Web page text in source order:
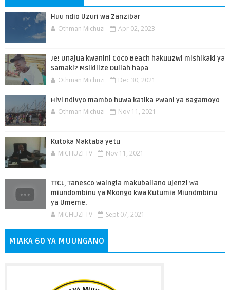
Huu ndio Uzuri wa Zanzibar
Othman Michuzi Apr 02, 2023
Je! Unajua kwanini Coco Beach hakuuzwi mishikaki ya
Samaki? Msikilize Dullah hapa
Othman Michuzi Dec 30, 2021
Hivi ndivyo mambo huwa katika Pwani ya Bagamoyo
Othman Michuzi Nov 11, 2021
Kutoka Maktaba yetu
MICHUZI TV Nov 11, 2021
TTCL, Tanesco Waingia makubaliano ujenzi wa
miundombinu ya Mkongo kwa Kutumia Miundmbinu
ya Umeme.
MICHUZI TV Sept 07, 2021
MIAKA 60 YA MUUNGANO